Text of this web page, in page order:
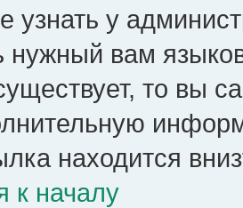
узнать у
нужный вам
то вы
находится
к началу